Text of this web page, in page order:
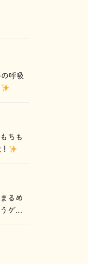
呼吸
ちも
るめ
ゲー